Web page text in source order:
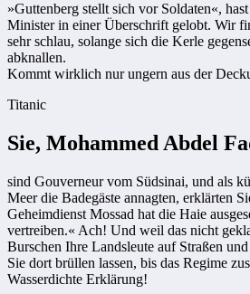
»Guttenberg stellt sich vor Soldaten«,
Minister in einer Überschrift gelobt. Wir
sehr schlau, solange sich die Kerle
abknallen.
Kommt wirklich nur ungern aus der
Titanic
Sie, Mohammed Abdel
sind Gouverneur vom Südsinai, und als
Meer die Badegäste annagten, erklärten
Geheimdienst Mossad hat die Haie
vertreiben.« Ach! Und weil das nicht
Burschen Ihre Landsleute auf Straßen
Sie dort brüllen lassen, bis das Regime
Wasserdichte Erklärung!